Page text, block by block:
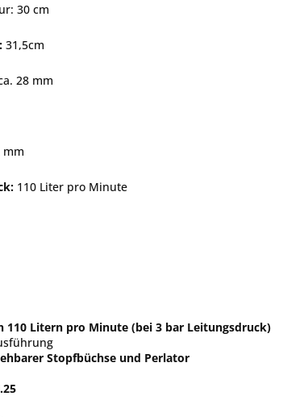
30 cm
31,5cm
28 mm
mm
110 Liter pro Minute
110 Litern pro Minute (bei 3 bar Leitungsdruck)
Stopfbüchse und Perlator